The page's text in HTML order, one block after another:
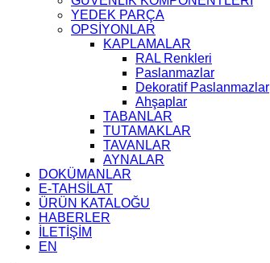
YEDEK PARÇA
OPSİYONLAR
KAPLAMALAR
RAL Renkleri
Paslanmazlar
Dekoratif Paslanmazlar
Ahşaplar
TABANLAR
TUTAMAKLAR
TAVANLAR
AYNALAR
DOKÜMANLAR
E-TAHSİLAT
ÜRÜN KATALOĞU
HABERLER
İLETİŞİM
EN